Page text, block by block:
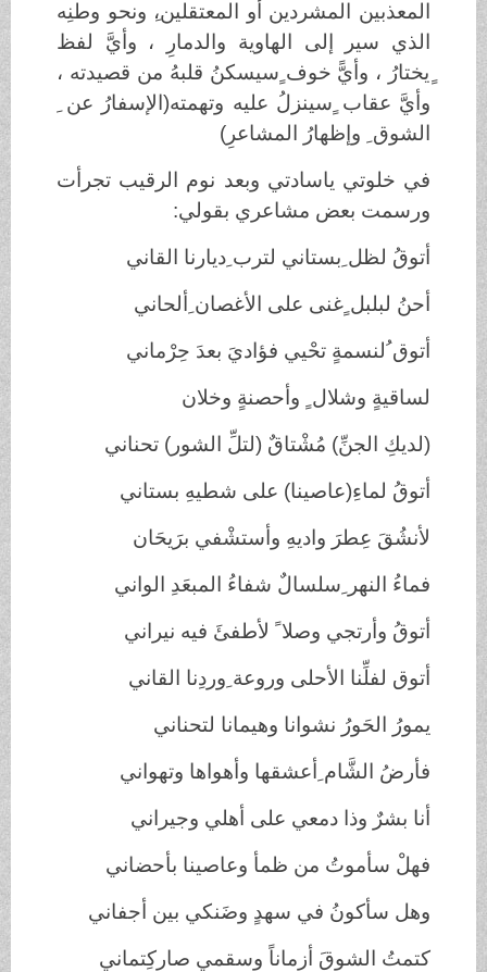
المعذبين المشردين أو المعتقلين،ِ ونحو وطنِه
الذي سير إلى الهاوية والدمارِ ، وأيَّ لفظ
ٍيختارُ ، وأيًّ خوف ٍسيسكنُ قلبهُ من قصيدته ،
وأيَّ عقاب ٍسينزلُ عليه وتهمته(الإسفارُ عن ِ
الشوق ِ وإظهارُ المشاعرِ)
في خلوتي ياسادتي وبعد نوم الرقيب تجرأت
ورسمت بعض مشاعري بقولي:
أتوقُ لظل ِبستاني لترب ِديارنا القاني
أحنُ لبلبل ٍغنى على الأغصان ِألحاني
أتوق ُلنسمةٍ تحْيي فؤاديَ بعدَ حِرْماني
لساقيةٍ وشلال ٍ وأحصنةٍ وخلان
(لديكِ الجنِّ) مُشْتاقٌ (لتلِّ الشور) تحناني
أتوقُ لماءِ(عاصينا) على شطيهِ بستاني
لأنشُقَ عِطرَ واديهِ وأستشْفي برَيحَان
فماءُ النهر ِسلسالٌ شفاءُ المبعَدِ الواني
أتوقُ وأرتجي وصلا ً لأطفئَ فيه نيراني
أتوق لفلِّنا الأحلى وروعة ِوردِنا القاني
يمورُ الحَورُ نشوانا وهيمانا لتحناني
فأرضُ الشَّام ِأعشقها وأهواها وتهواني
أنا بشرٌ وذا دمعي على أهلي وجيراني
فهلْ سأموتُ من ظمأ وعاصينا بأحضاني
وهل سأكونُ في سهدٍ وضَنكي بين أجفاني
كتمتُ الشوقَ أزماناً وسقمي صاركِتماني